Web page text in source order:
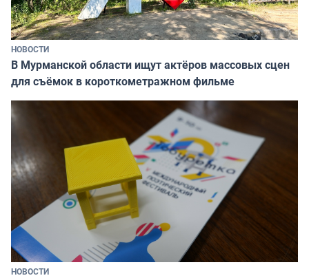
НОВОСТИ
В Мурманской области ищут актёров массовых сцен
для съёмок в короткометражном фильме
НОВОСТИ